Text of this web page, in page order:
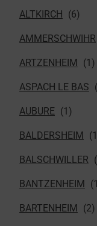
ALTKIRCH
AMMERSCHWIHR
ARTZENHEIM
ASPACH LE BAS
AUBURE
BALDERSHEIM
BALSCHWILLER
BANTZENHEIM
BARTENHEIM